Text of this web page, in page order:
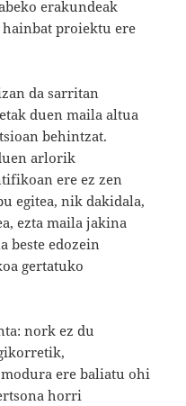
erakundeak
hainbat proiektu ere
da sarritan
duen maila altua
behintzat.
arlorik
ere ez zen
egitea, nik dakidala,
ezta maila jakina
beste edozein
gertatuko
nork ez du
ere baliatu ohi
horri